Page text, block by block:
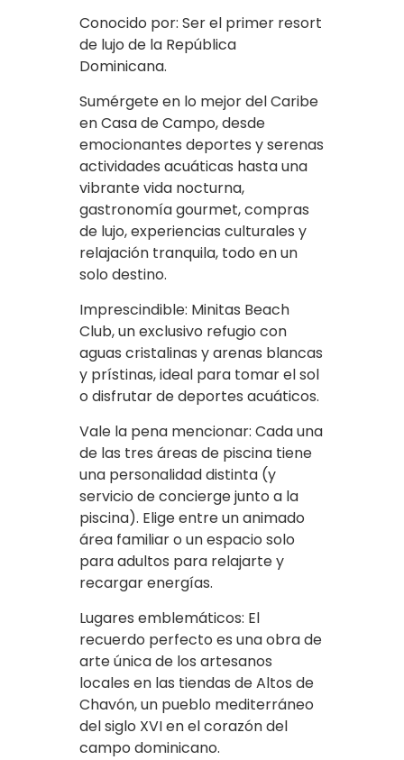
Conocido por: Ser el primer resort
de lujo de la República
Dominicana.
Sumérgete en lo mejor del Caribe
en Casa de Campo, desde
emocionantes deportes y serenas
actividades acuáticas hasta una
vibrante vida nocturna,
gastronomía gourmet, compras
de lujo, experiencias culturales y
relajación tranquila, todo en un
solo destino.
Imprescindible: Minitas Beach
Club, un exclusivo refugio con
aguas cristalinas y arenas blancas
y prístinas, ideal para tomar el sol
o disfrutar de deportes acuáticos.
Vale la pena mencionar: Cada una
de las tres áreas de piscina tiene
una personalidad distinta (y
servicio de concierge junto a la
piscina). Elige entre un animado
área familiar o un espacio solo
para adultos para relajarte y
recargar energías.
Lugares emblemáticos: El
recuerdo perfecto es una obra de
arte única de los artesanos
locales en las tiendas de Altos de
Chavón, un pueblo mediterráneo
del siglo XVI en el corazón del
campo dominicano.